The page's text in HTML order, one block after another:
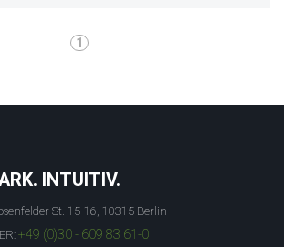
1
INTUITIV.
St. 15-16, 10315 Berlin
+49 (0)30 - 609 83 61-0